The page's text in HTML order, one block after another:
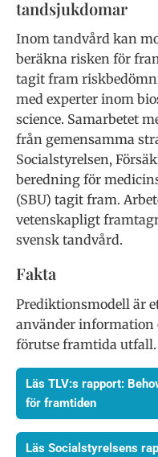
tandsjukdomar
Inom tandvård kan
beräkna risken för
tagit fram
med experter inom
science. Samarbetet
från gemensamma
Socialstyrelsen,
beredning för
(SBU) tagit fram.
vetenskapligt
svensk tandvård.
Fakta
Prediktionsmodell är
använder information
förutse framtida utfall.
Läs TLV:s rapport:
för framtiden
Läs Socialstyrelsens